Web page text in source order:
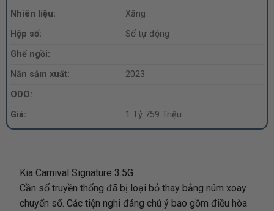
Nhiên liệu:
Xăng
Hộp số:
Số tự động
Ghế ngồi:
Năn sảm xuất:
2023
ODO:
Giá:
1 Tỷ 759 Triệu
Kia Carnival Signature 3.5G
Cần số truyền thống đã bị loại bỏ thay bằng núm xoay
chuyển số. Các tiện nghi đáng chú ý bao gồm điều hòa